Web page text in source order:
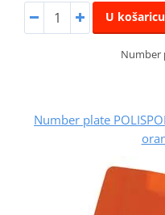
U košaricu
Number
Number plate